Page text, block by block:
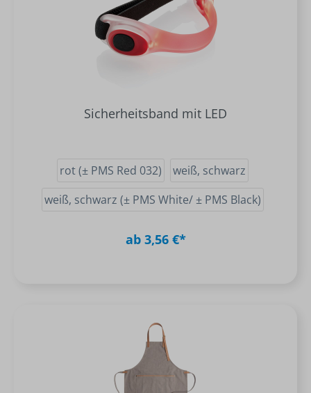
Sicherheitsband mit LED
rot (± PMS Red 032)
weiß, schwarz
weiß, schwarz (± PMS White/ ± PMS Black)
ab 3,56 €*